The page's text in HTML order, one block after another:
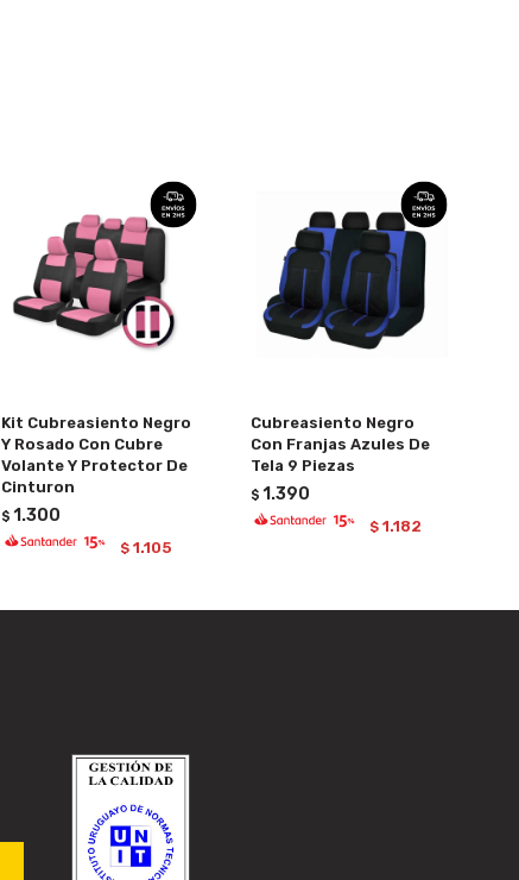
Kit Cubreasiento Negro
Y Rosado Con Cubre
Volante Y Protector De
Cinturon
$ 1.300
$ 1.105
Cubreasiento Negro
Con Franjas Azules De
Tela 9 Piezas
$ 1.390
$ 1.182